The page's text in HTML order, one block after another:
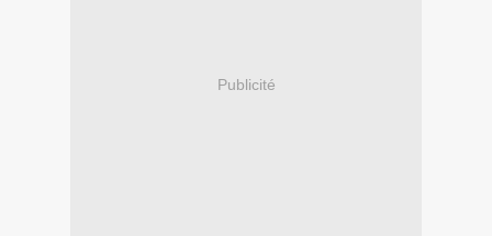
Publicité